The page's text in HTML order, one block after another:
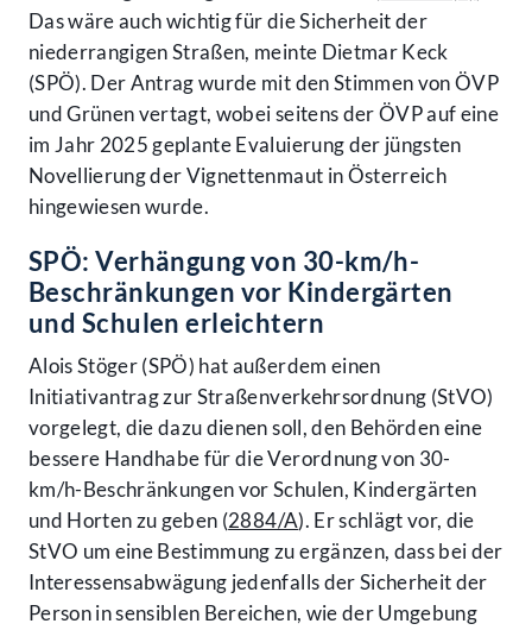
Das wäre auch wichtig für die Sicherheit der
niederrangigen Straßen, meinte Dietmar Keck
(SPÖ). Der Antrag wurde mit den Stimmen von ÖVP
und Grünen vertagt, wobei seitens der ÖVP auf eine
im Jahr 2025 geplante Evaluierung der jüngsten
Novellierung der Vignettenmaut in Österreich
hingewiesen wurde.
SPÖ: Verhängung von 30-km/h-
Beschränkungen vor Kindergärten
und Schulen erleichtern
Alois Stöger (SPÖ) hat außerdem einen
Initiativantrag zur Straßenverkehrsordnung (StVO)
vorgelegt, die dazu dienen soll, den Behörden eine
bessere Handhabe für die Verordnung von 30-
km/h-Beschränkungen vor Schulen, Kindergärten
und Horten zu geben (2884/A). Er schlägt vor, die
StVO um eine Bestimmung zu ergänzen, dass bei der
Interessensabwägung jedenfalls der Sicherheit der
Person in sensiblen Bereichen, wie der Umgebung